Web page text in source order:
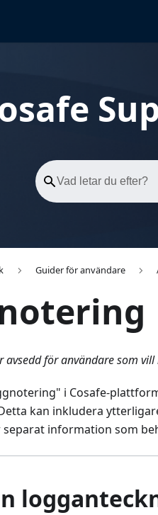
Guider för användare
avsedd för användare som
i Cosafe-
kan inkludera
information som